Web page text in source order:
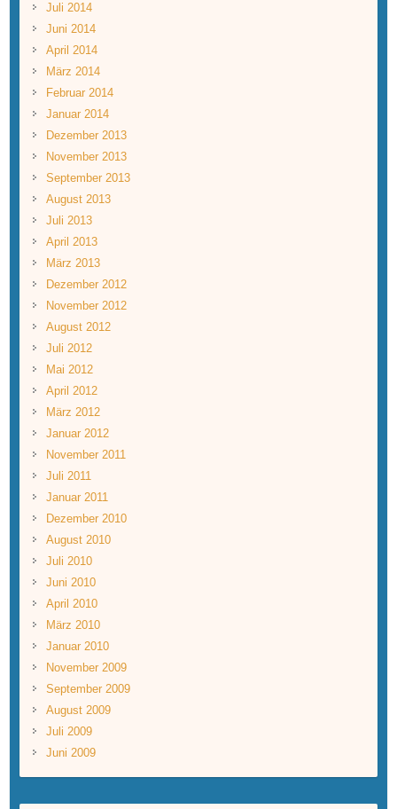
Juli 2014
Juni 2014
April 2014
März 2014
Februar 2014
Januar 2014
Dezember 2013
November 2013
September 2013
August 2013
Juli 2013
April 2013
März 2013
Dezember 2012
November 2012
August 2012
Juli 2012
Mai 2012
April 2012
März 2012
Januar 2012
November 2011
Juli 2011
Januar 2011
Dezember 2010
August 2010
Juli 2010
Juni 2010
April 2010
März 2010
Januar 2010
November 2009
September 2009
August 2009
Juli 2009
Juni 2009